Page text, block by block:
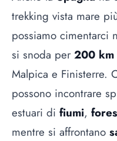
trekking vista mare
possiamo cimentarci
si snoda per 200 km
Malpica e Finisterre.
possono incontrare
estuari di fiumi,
mentre si affrontano